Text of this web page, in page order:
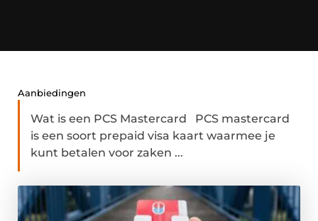
Aanbiedingen
Wat is een PCS Mastercard PCS mastercard
is een soort prepaid visa kaart waarmee je
kunt betalen voor zaken ...